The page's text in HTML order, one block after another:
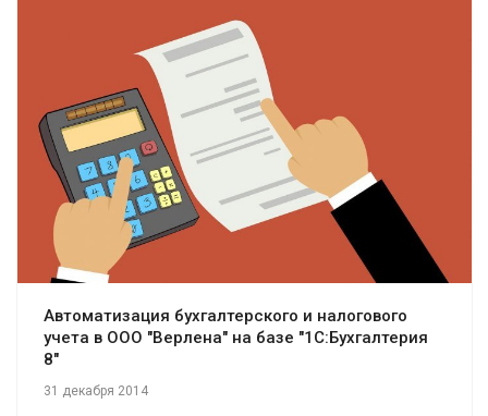
Смотреть проект
Автоматизация бухгалтерского и налогового
учета в ООО "Верлена" на базе "1С:Бухгалтерия
8"
31 декабря 2014